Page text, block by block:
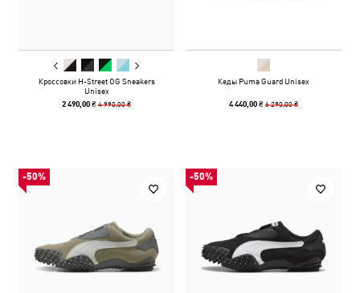
Кроссовки H-Street OG Sneakers
Unisex
2 490,00 ₴4 990,00 ₴
Кеды Puma Guard Unisex
4 440,00 ₴6 290,00 ₴
-50% -50%